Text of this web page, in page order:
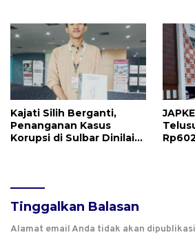
Kajati Silih Berganti,
Penanganan Kasus
Korupsi di Sulbar Dinilai
Tinggalkan Balasan
Alamat email Anda tidak akan